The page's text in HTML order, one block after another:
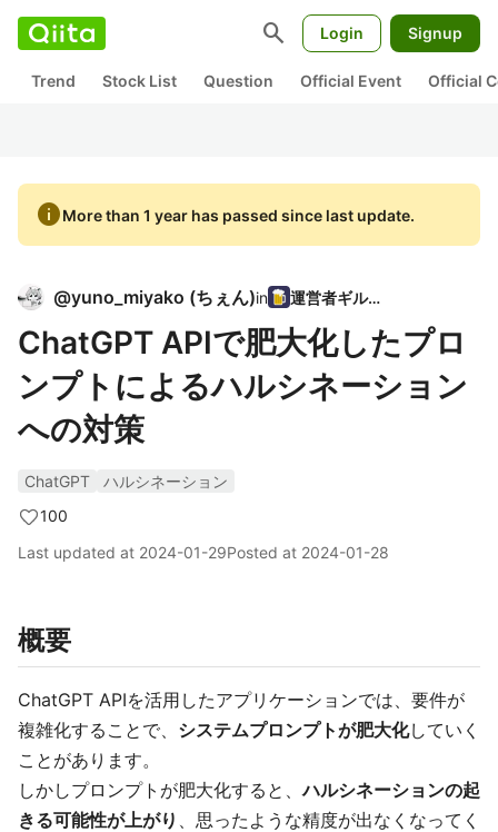
search Login Signup
Trend Stock List Question Official Event Official
infoMore than 1 year has passed since last update.
@yuno_miyako (ちぇん)in 運営者ギルド
ChatGPT APIで肥大化したプロ
ンプトによるハルシネーション
への対策
ChatGPT
ハルシネーション
100
Last updated at 2024-01-29Posted at 2024-01-28
概要
ChatGPT APIを活用したアプリケーションでは、要件が
複雑化することで、 システムプロンプトが肥大化していく
ことがあります。
しかしプロンプトが肥大化すると、ハルシネーションの起
きる可能性が上がり 、思ったような精度が出なくなってく